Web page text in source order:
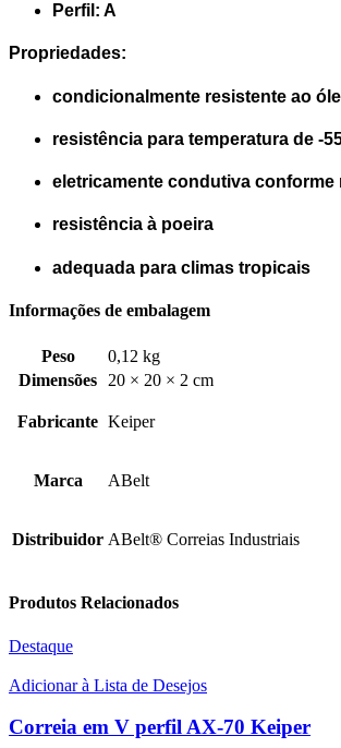
Perfil: A
Propriedades:
condicionalmente resistente ao
resistência para temperatura de -
eletricamente condutiva conforme
resistência à poeira
adequada para climas tropicais
Informações de embalagem
Peso
0,12 kg
Dimensões
20 × 20 × 2 cm
Fabricante Keiper
Marca ABelt
Distribuidor ABelt® Correias Industriais
Produtos Relacionados
Destaque
Adicionar à Lista de Desejos
Correia em V perfil AX-70 Keiper